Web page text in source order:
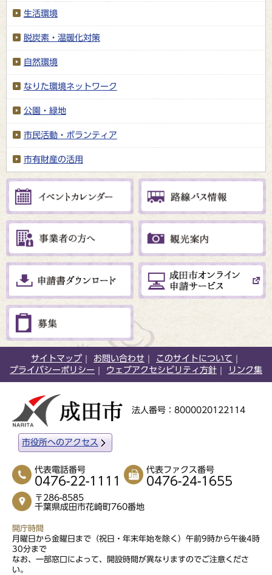
生活環境
脱炭素・温暖化対策
自然環境
なりた環境ネットワーク
公園・緑地
市民活動・ボランティア
市有財産の活用
サイトマップ お問い合わせ
このサイトについて
プライバシーポリシー
ウェブアクセシビリティ方針 リンク集
法人番号：8000020122114
市役所へのアクセス
代表電話番号
0476-22-1111
代表ファクス番号
0476-24-1655
〒286-8585
千葉県成田市花崎町760番地
開庁時間
月曜日から金曜日まで（祝日・年末年始を除く）午前9時から午後4時
30分まで
なお、一部窓口によって、開設時間が異なりますのでご注意くださ
い。